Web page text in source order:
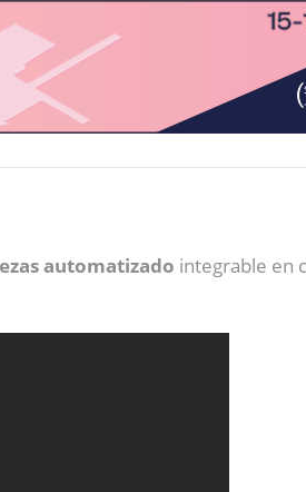
automatizado integrable en